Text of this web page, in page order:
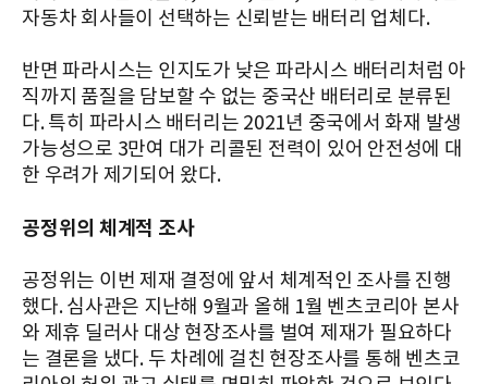
자동차 회사들이 선택하는 신뢰받는 배터리 업체다.
반면 파라시스는 인지도가 낮은 파라시스 배터리처럼 아
직까지 품질을 담보할 수 없는 중국산 배터리로 분류된
다. 특히 파라시스 배터리는 2021년 중국에서 화재 발생
가능성으로 3만여 대가 리콜된 전력이 있어 안전성에 대
한 우려가 제기되어 왔다.
공정위의 체계적 조사
공정위는 이번 제재 결정에 앞서 체계적인 조사를 진행
했다. 심사관은 지난해 9월과 올해 1월 벤츠코리아 본사
와 제휴 딜러사 대상 현장조사를 벌여 제재가 필요하다
는 결론을 냈다. 두 차례에 걸친 현장조사를 통해 벤츠코